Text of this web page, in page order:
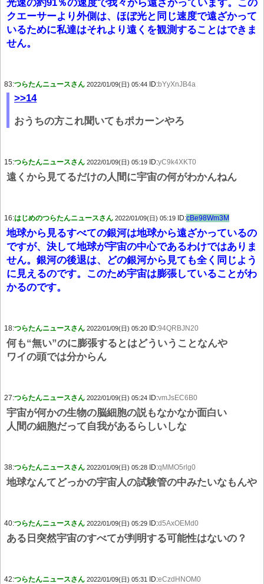
光速の約91％の速度で我々から遠ざかっています。この
クエーサーより外側は、ほぼ光と同じ速度で遠ざかって
いるために私達はそれより遠くを観測することはできま
せん。
83:つらたんニュースさん 2022/01/09(日) 05:44 ID:bYyXnJB4a
>>14
おうちの方これ聞いてもポカーンやろ
15:つらたんニュースさん 2022/01/09(日) 05:19 ID:yC9k4XKT0
遠くから見てるだけの人間に宇宙の何がわかんねん
16:はじめのつらたんニュースさん 2022/01/09(日) 05:19 ID:cBe98Wm3M
地球から見るすべての銀河は地球から遠ざかっているの
ですが、決して地球が宇宙の中心であるわけではありま
せん。銀河の後退は、どの銀河から見ても全く同じよう
に見えるのです。このため宇宙は膨張していることがわ
かるのです。
18:つらたんニュースさん 2022/01/09(日) 05:20 ID:94QRBJN20
何も“無い”のに膨張するとはどういうことなんや
ワイの頭では分からん
27:つらたんニュースさん 2022/01/09(日) 05:24 ID:vmJsEC6B0
宇宙が何かの生物の脳細胞の説もなかなか面白い
人間の細胞だって自我があるらしいしな
38:つらたんニュースさん 2022/01/09(日) 05:28 ID:qMMO5rlg0
地球なんてどっかの宇宙人の試験管の中みたいなもんや
40:つらたんニュースさん 2022/01/09(日) 05:29 ID:d5AxOEMd0
ある日突然宇宙のすべてが判明する可能性はないの？
42:つらたんニュースさん 2022/01/09(日) 05:31 ID:eCzdHNOM0